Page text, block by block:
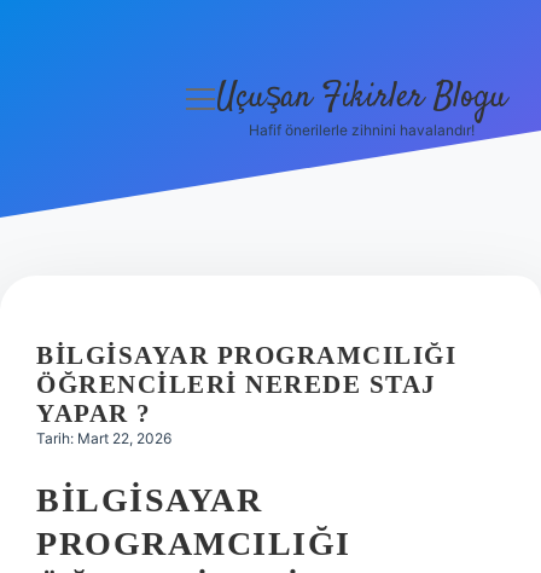
Hakkımızda
menüyü
Uçuşan Fikirler Blogu
Hafif önerilerle zihnini havalandır!
BILGISAYAR PROGRAMCILIĞI
ÖĞRENCILERI NEREDE STAJ
YAPAR ?
Tarih: Mart 22, 2026
BILGISAYAR
PROGRAMCILIĞI